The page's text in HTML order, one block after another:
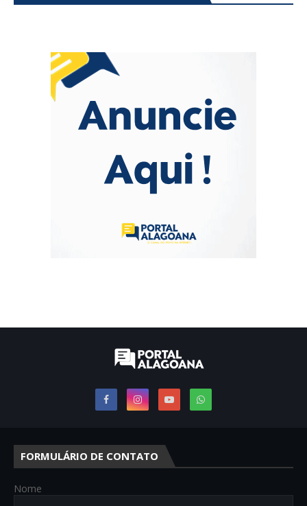
FORMULÁRIO DE CONTATO
Nome